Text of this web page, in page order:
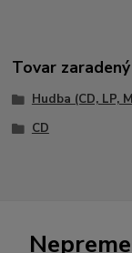
Tovar
Hudba (CD, LP,
CD